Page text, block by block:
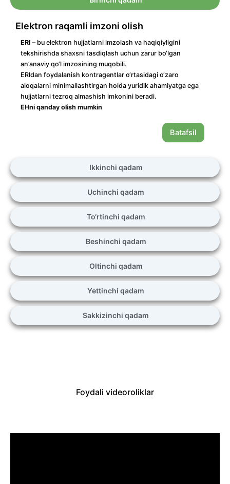
Ikkinchi qadam
Uchinchi qadam
To‘rtinchi qadam
Beshinchi qadam
Oltinchi qadam
Yettinchi qadam
Sakkizinchi qadam
Elektron raqamli imzoni olish
ERI – bu elektron hujjatlarni imzolash va haqiqiyligini
tekshirishda shaxsni tasdiqlash uchun zarur bo‘lgan
an’anaviy qo‘l imzosining muqobili.
ERIdan foydalanish kontragentlar o‘rtasidagi o‘zaro
aloqalarni minimallashtirgan holda yuridik ahamiyatga ega
hujjatlarni tezroq almashish imkonini beradi.
EHni qanday olish mumkin
Batafsil
Foydali videoroliklar